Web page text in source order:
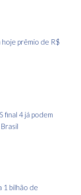
prêmio de R$
final 4 já podem
1 bilhão de